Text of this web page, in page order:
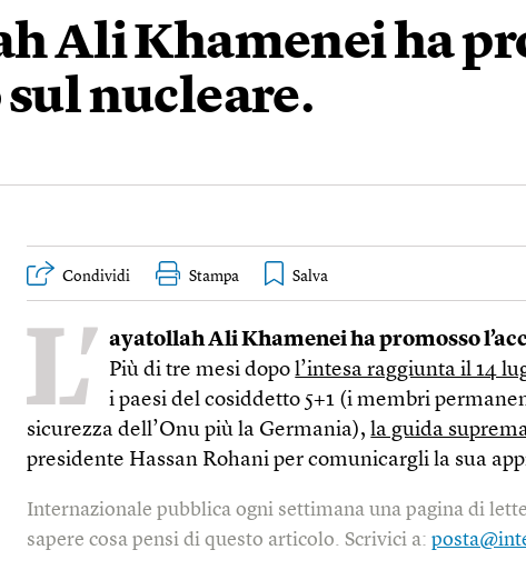
Ali Khamenei ha
sul nucleare.
Condividi Stampa
L’ ayatollah Ali Khamenei ha promosso
Più di tre mesi dopol’intesa raggiunta il 14
i paesi del cosiddetto 5+1 (i membri
sicurezza dell’Onu più la Germania),la guida
presidente Hassan Rohani per comunicargli la sua
Internazionale pubblica ogni settimana una pagina di
sapere cosa pensi di questo articolo. Scrivici a: